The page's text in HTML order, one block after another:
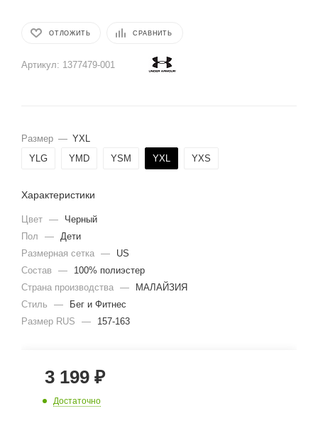
ОТЛОЖИТЬ СРАВНИТЬ
Артикул: 1377479-001
Размер — YXL
YLG
YMD YSM YXL YXS
Характеристики
Цвет —
Черный
Пол
— Дети
Размерная сетка —
US
Состав
—
100% полиэстер
Страна производства —
МАЛАЙЗИЯ
Стиль
—
Бег и Фитнес
Размер RUS
— 157-163
3 199 ₽
Достаточно